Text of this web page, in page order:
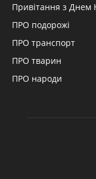
Привітання з Днем
ПРО подорожі
ПРО транспорт
ПРО тварин
ПРО народи